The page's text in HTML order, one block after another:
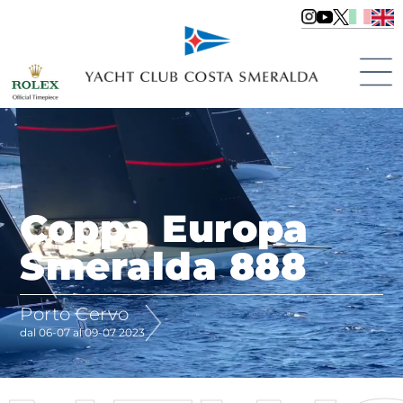
Coppa Europa
Smeralda 888
Porto Cervo
dal 06-07 al 09-07 2023